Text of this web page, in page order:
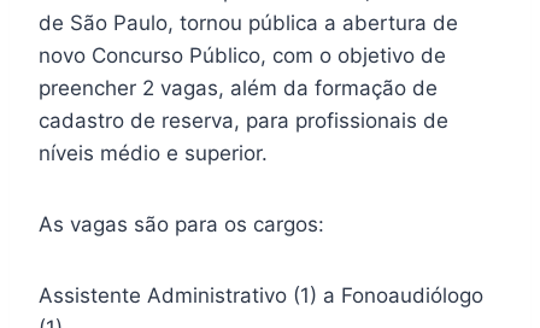
de São Paulo, tornou pública a abertura de
novo Concurso Público, com o objetivo de
preencher 2 vagas, além da formação de
cadastro de reserva, para profissionais de
níveis médio e superior.
As vagas são para os cargos:
Assistente Administrativo (1) a Fonoaudiólogo